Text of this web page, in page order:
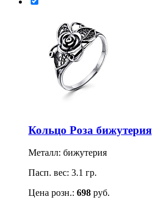
Кольцо Роза бижутерия
Металл: бижутерия
Пасп. вес: 3.1 гр.
Цена розн.: 698 руб.